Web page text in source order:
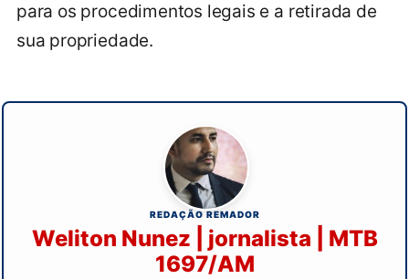
para os procedimentos legais e a retirada de
sua propriedade.
REDAÇÃO REMADOR
Weliton Nunez | jornalista | MTB
1697/AM